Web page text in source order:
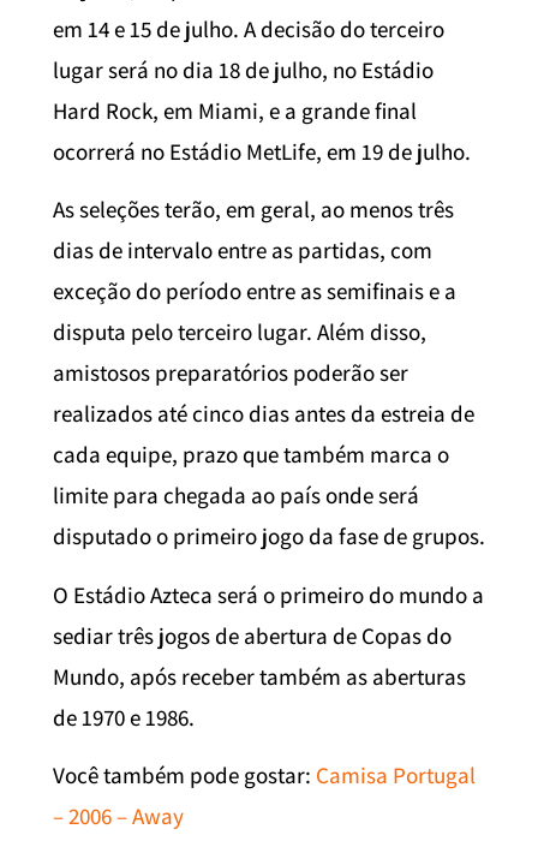
em 14 e 15 de julho. A decisão do terceiro
lugar será no dia 18 de julho, no Estádio
Hard Rock, em Miami, e a grande final
ocorrerá no Estádio MetLife, em 19 de julho.
As seleções terão, em geral, ao menos três
dias de intervalo entre as partidas, com
exceção do período entre as semifinais e a
disputa pelo terceiro lugar. Além disso,
amistosos preparatórios poderão ser
realizados até cinco dias antes da estreia de
cada equipe, prazo que também marca o
limite para chegada ao país onde será
disputado o primeiro jogo da fase de grupos.
O Estádio Azteca será o primeiro do mundo a
sediar três jogos de abertura de Copas do
Mundo, após receber também as aberturas
de 1970 e 1986.
Você também pode gostar: Camisa Portugal
– 2006 – Away